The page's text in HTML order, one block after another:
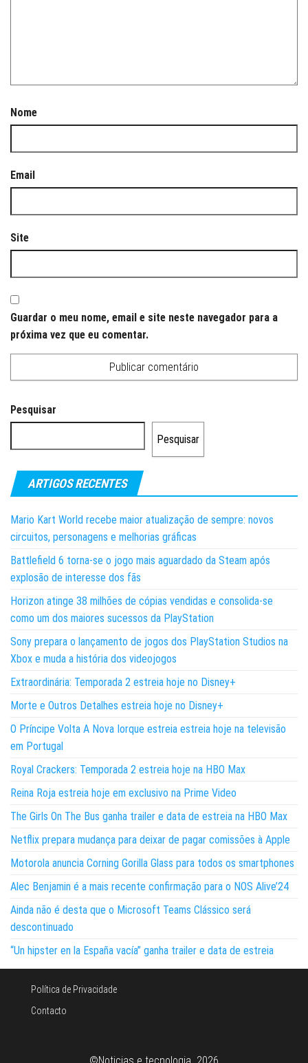
Nome
Email
Site
Guardar o meu nome, email e site neste navegador para a
próxima vez que eu comentar.
Pesquisar
Pesquisar
ARTIGOS RECENTES
Mario Kart World recebe maior atualização de sempre: novos
circuitos, personagens e melhorias gráficas
Battlefield 6 torna-se o jogo mais aguardado da Steam após
explosão de interesse dos fãs
Horizon atinge 38 milhões de cópias vendidas e consolida-se
como um dos maiores sucessos da PlayStation
Sony prepara o lançamento de jogos dos PlayStation Studios na
Xbox e muda a história dos videojogos
Extraordinária: Temporada 2 estreia hoje no Disney+
Morte e Outros Detalhes estreia hoje no Disney+
O Príncipe Volta A Nova Iorque estreia estreia hoje na televisão
em Portugal
Royal Crackers: Temporada 2 estreia hoje na HBO Max
Reina Roja estreia hoje em exclusivo na Prime Video
The Girls On The Bus ganha trailer e data de estreia na HBO Max
Netflix prepara mudança para deixar de pagar comissões à Apple
Motorola anuncia Corning Gorilla Glass para todos os smartphones
Alec Benjamin é a mais recente confirmação para o NOS Alive’24
Ainda não é desta que o Microsoft Teams Clássico será
descontinuado
“Un hipster en la España vacía” ganha trailer e data de estreia
Política de Privacidade
Contacto